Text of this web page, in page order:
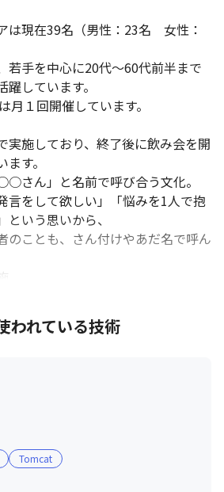
は現在39名（男性：23名　女性：
若手を中心に20代～60代前半まで
しています。
月１回開催しています。
施しており、終了後に飲み会を開
す。
さん」と名前で呼び合う文化。
言をして欲しい」「悩みを1人で抱
いう思いから、
のことも、さん付けやあだ名で呼ん
会などのイベントを定期的に開
機器に触れられます！～～
Oracle Linux
、AIXなど
われている技術
Tomcat